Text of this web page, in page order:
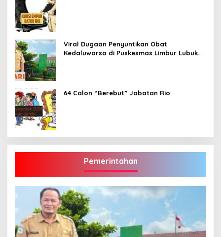
Viral Dugaan Penyuntikan Obat
Kedaluwarsa di Puskesmas Limbur Lubuk
64 Calon “Berebut” Jabatan Rio
Pemerintahan